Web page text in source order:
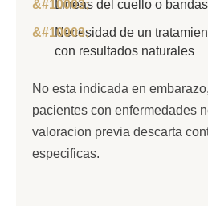
Lineas del cuello o
Necesidad de un
con resultados naturales
No esta indicada en
pacientes con enfermedades
valoracion previa descarta
especificas.